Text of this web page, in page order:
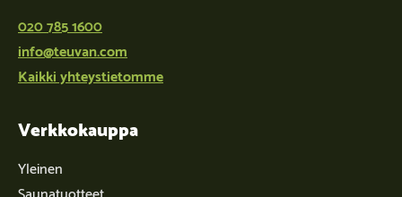
020 785 1600
info@teuvan.com
Kaikki yhteystietomme
Verkkokauppa
Yleinen
Saunatuotteet